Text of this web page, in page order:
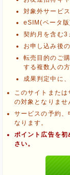
対象外サービ
eSIM(ベータ
契約月を含む3
お申し込み後
転売目的のご
する複数人の
成果判定中に
このサイトまた
の対象となりませ
サービスの予約、
なります。
ポイント広告を
さい。
ブラウザのク
ポケマNetに
広告を利用